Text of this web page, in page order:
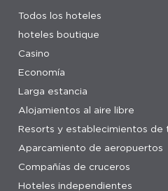
Todos los hoteles
hoteles boutique
Casino
Economía
Larga estancia
Alojamientos al aire libre
Resorts y establecimientos de
Aparcamiento de aeropuertos
Compañías de cruceros
Hoteles independientes